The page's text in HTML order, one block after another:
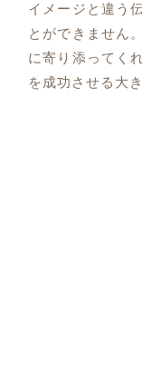
イメージと違う
とができません
に寄り添ってく
を成功させる大